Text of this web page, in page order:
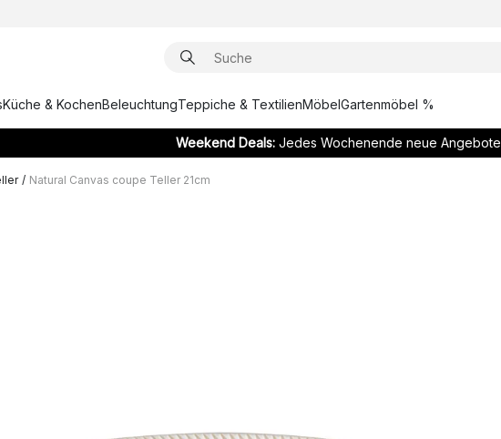
Küche & KochenBeleuchtungTeppiche & TextilienMöbelGartenmöbel %
Weekend Deals:Jedes Wochenende neue Angebote
/ Natural Canvas coupe Teller 21cm